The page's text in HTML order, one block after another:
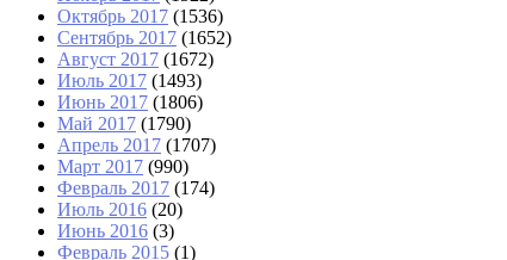
Октябрь 2017 (1536)
Сентябрь 2017 (1652)
Август 2017 (1672)
Июль 2017 (1493)
Июнь 2017 (1806)
Май 2017 (1790)
Апрель 2017 (1707)
Март 2017 (990)
Февраль 2017 (174)
Июль 2016 (20)
Июнь 2016 (3)
Февраль 2015 (1)